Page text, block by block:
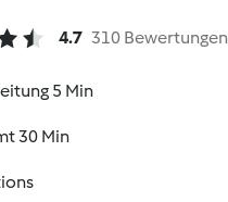
4.7 310 Bewertungen
5 Min
30 Min